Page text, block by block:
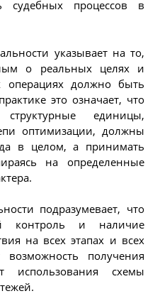
судебных процессов в
указывает на то,
о реальных целях и
операциях должно быть
это означает, что
единицы,
оптимизации, должны
в целом, а принимать
на определенные
подразумевает, что
контроль и наличие
на всех этапах и всех
возможность получения
использования схемы